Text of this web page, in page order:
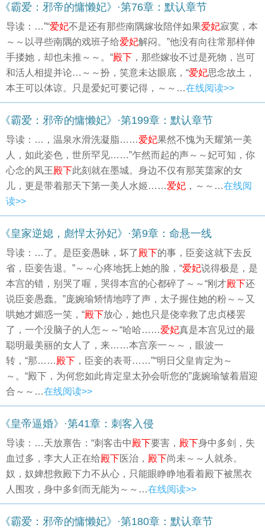
《霸爱：邪帝的慵懒妃》·第76章：默认章节
导读：…”“爱妃不是还有那些南隅嫁妆陪伴如果爱妃寂寞，本
～～以寻些南隅的戏班子给爱妃解闷。”他没有向往常那样伸
手搂她，却也未推～～。“殿下 ，那些嫁妆不过是死物，岂可
和活人相提并论…～～扮，笑意未达眼底，“爱妃思念故土，
本王可以体谅。只是爱妃可要记得，～～…在线阅读>>
《霸爱：邪帝的慵懒妃》·第199章：默认章节
导读：…，温泉水滑洗凝脂……爱妃果然不愧为天耀第一美
人，如此姿色，世所罕见……”乍然而起的声～～妃可知，你
心念的凤王殿下此刻就在墨城。身边不仅有那芙蕖家的女
儿，更是带着那天下第一美人水姬……爱妃 ，～～…在线阅
读>>
《皇家逆媳，彪悍太孙妃》·第9章：命悬一线
导读：…了。是臣妾愚昧，坏了殿下的事，臣妾这就下去反
省，臣妾告退。”～～心疼地抚上她的脸，“爱妃说得极是，是
本宫的错，别哭了喔，哭得本宫的心都碎了～～“刚才殿下还
说臣妾愚蠢。”庞婉瑜矫情地哼了声，太子握住她的粉～～又
哄她才媚惑一笑，“殿下放心，她也只是侥幸救了忠贞楼罢
了，一个没脑子的人怎～～“哈哈……爱妃真是本宫见过的最
聪明最美丽的女人了，来……本宫亲一～～，眼波一
转，“那……殿下 ，臣妾的表哥……”“明日父皇肯定为～
～。“殿下，为何您如此肯定皇太孙会听您的”庞婉瑜皱着眉迎
合～～…在线阅读>>
《皇帝逼婚》·第41章：刺客入侵
导读：…天放禀告：“刺客击中殿下要害， 殿下身中多剑，失
血过多，李大人正在给殿下医治， 殿下尚未～～人就杀。
奴，奴婢想救殿下力不从心，只能眼睁睁地看着殿下被黑衣
人围攻，身中多剑而无能为～～…在线阅读>>
《霸爱：邪帝的慵懒妃》·第180章：默认章节